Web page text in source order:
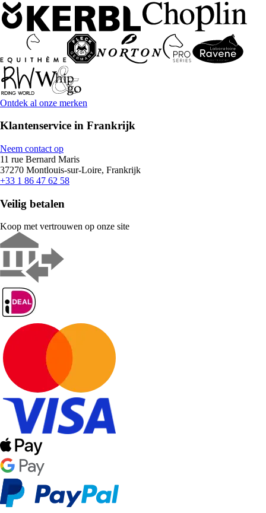
Ontdek al onze merken
Klantenservice in Frankrijk
Neem contact op
11 rue Bernard Maris
37270 Montlouis-sur-Loire, Frankrijk
+33 1 86 47 62 58
Veilig betalen
Koop met vertrouwen op onze site